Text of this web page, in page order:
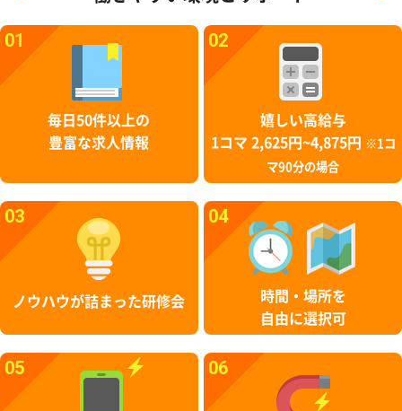
01
毎日50件以上の
豊富な求人情報
02
嬉しい高給与
1コマ 2,625円~4,875円
※1コ
マ90分の場合
03
ノウハウが詰まった研修会
04
時間・場所を
自由に選択可
05 06